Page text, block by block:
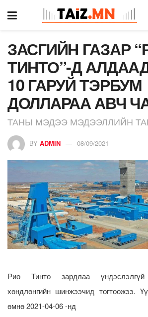
ЗАСГИЙН ГАЗАР
ТИНТО”-Д
10 ГАРУЙ ТЭРБУМ
ДОЛЛАРАА АВЧ
ТАНЫ МЭДЭЭ МЭДЭЭЛЛИЙН
BY ADMIN 08/09/2021
Рио Тинто зардлаа
хөндлөнгийн шинжээчид тогтоожээ.
өмнө 2021-04-06 -нд